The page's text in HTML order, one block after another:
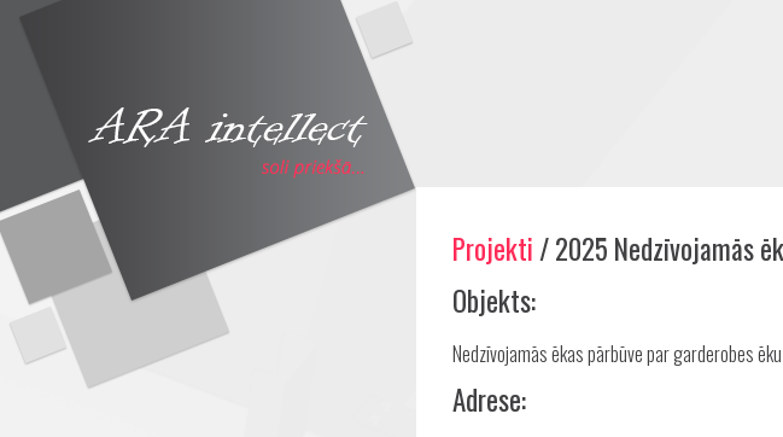
Projekti/ 2025 Nedzīvojamās
Objekts:
Nedzīvojamās ēkas pārbūve par garderobes ēku
Adrese: